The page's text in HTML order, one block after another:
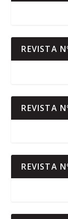
REVISTA
REVISTA
REVISTA